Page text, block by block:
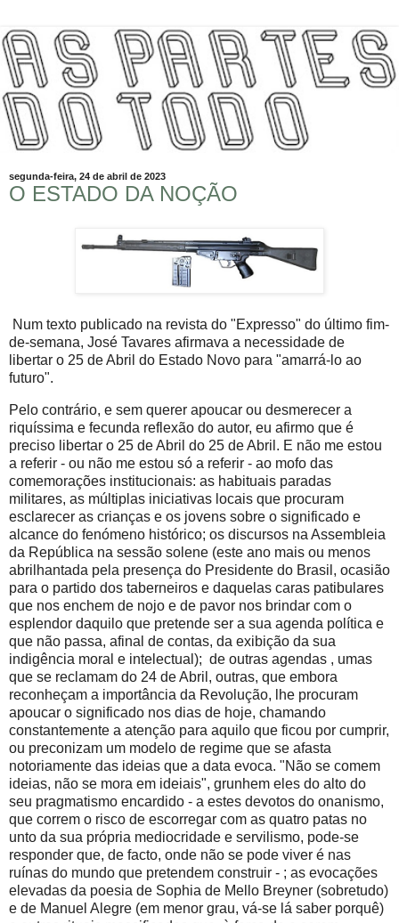
segunda-feira, 24 de abril de 2023
O ESTADO DA NOÇÃO
Num texto publicado na revista do "Expresso" do último fim-
de-semana, José Tavares afirmava a necessidade de
libertar o 25 de Abril do Estado Novo para "amarrá-lo ao
futuro".
Pelo contrário, e sem querer apoucar ou desmerecer a
riquíssima e fecunda reflexão do autor, eu afirmo que é
preciso libertar o 25 de Abril do 25 de Abril. E não me estou
a referir - ou não me estou só a referir - ao mofo das
comemorações institucionais: as habituais paradas
militares, as múltiplas iniciativas locais que procuram
esclarecer as crianças e os jovens sobre o significado e
alcance do fenómeno histórico; os discursos na Assembleia
da República na sessão solene (este ano mais ou menos
abrilhantada pela presença do Presidente do Brasil, ocasião
para o partido dos taberneiros e daquelas caras patibulares
que nos enchem de nojo e de pavor nos brindar com o
esplendor daquilo que pretende ser a sua agenda política e
que não passa, afinal de contas, da exibição da sua
indigência moral e intelectual); de outras agendas , umas
que se reclamam do 24 de Abril, outras, que embora
reconheçam a importância da Revolução, lhe procuram
apoucar o significado nos dias de hoje, chamando
constantemente a atenção para aquilo que ficou por cumprir,
ou preconizam um modelo de regime que se afasta
notoriamente das ideias que a data evoca. "Não se comem
ideias, não se mora em ideiais", grunhem eles do alto do
seu pragmatismo encardido - a estes devotos do onanismo,
que correm o risco de escorregar com as quatro patas no
unto da sua própria mediocridade e servilismo, pode-se
responder que, de facto, onde não se pode viver é nas
ruínas do mundo que pretendem construir - ; as evocações
elevadas da poesia de Sophia de Mello Breyner (sobretudo)
e de Manuel Alegre (em menor grau, vá-se lá saber porquê)